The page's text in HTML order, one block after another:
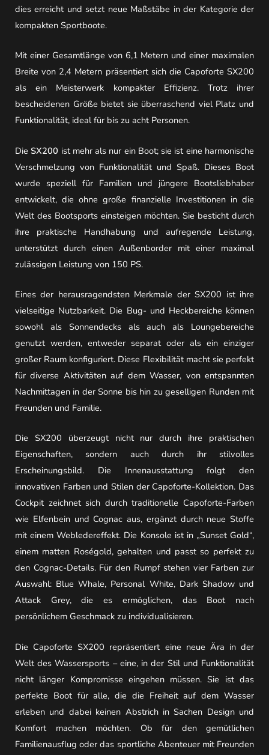
dies erreicht und setzt neue Maßstäbe in der Kategorie der
kompakten Sportboote.
Mit einer Gesamtlänge von 6,1 Metern und einer maximalen
Breite von 2,4 Metern präsentiert sich die Capoforte SX200
als ein Meisterwerk kompakter Effizienz. Trotz ihrer
bescheidenen Größe bietet sie überraschend viel Platz und
Funktionalität, ideal für bis zu acht Personen.
DieSX200 ist mehr als nur ein Boot; sie ist eine harmonische
Verschmelzung von Funktionalität und Spaß. Dieses Boot
wurde speziell für Familien und jüngere Bootsliebhaber
entwickelt, die ohne große finanzielle Investitionen in die
Welt des Bootsports einsteigen möchten. Sie besticht durch
ihre praktische Handhabung und aufregende Leistung,
unterstützt durch einen Außenborder mit einer maximal
zulässigen Leistung von 150 PS.
Eines der herausragendsten Merkmale der SX200 ist ihre
vielseitige Nutzbarkeit. Die Bug- und Heckbereiche können
sowohl als Sonnendecks als auch als Loungebereiche
genutzt werden, entweder separat oder als ein einziger
großer Raum konfiguriert. Diese Flexibilität macht sie perfekt
für diverse Aktivitäten auf dem Wasser, von entspannten
Nachmittagen in der Sonne bis hin zu geselligen Runden mit
Freunden und Familie.
Die SX200 überzeugt nicht nur durch ihre praktischen
Eigenschaften, sondern auch durch ihr stilvolles
Erscheinungsbild. Die Innenausstattung folgt den
innovativen Farben und Stilen der Capoforte-Kollektion. Das
Cockpit zeichnet sich durch traditionelle Capoforte-Farben
wie Elfenbein und Cognac aus, ergänzt durch neue Stoffe
mit einem Webledereffekt. Die Konsole ist in „Sunset Gold“,
einem matten Roségold, gehalten und passt so perfekt zu
den Cognac-Details. Für den Rumpf stehen vier Farben zur
Auswahl: Blue Whale, Personal White, Dark Shadow und
Attack Grey, die es ermöglichen, das Boot nach
persönlichem Geschmack zu individualisieren.
Die Capoforte SX200 repräsentiert eine neue Ära in der
Welt des Wassersports – eine, in der Stil und Funktionalität
nicht länger Kompromisse eingehen müssen. Sie ist das
perfekte Boot für alle, die die Freiheit auf dem Wasser
erleben und dabei keinen Abstrich in Sachen Design und
Komfort machen möchten. Ob für den gemütlichen
Familienausflug oder das sportliche Abenteuer mit Freunden